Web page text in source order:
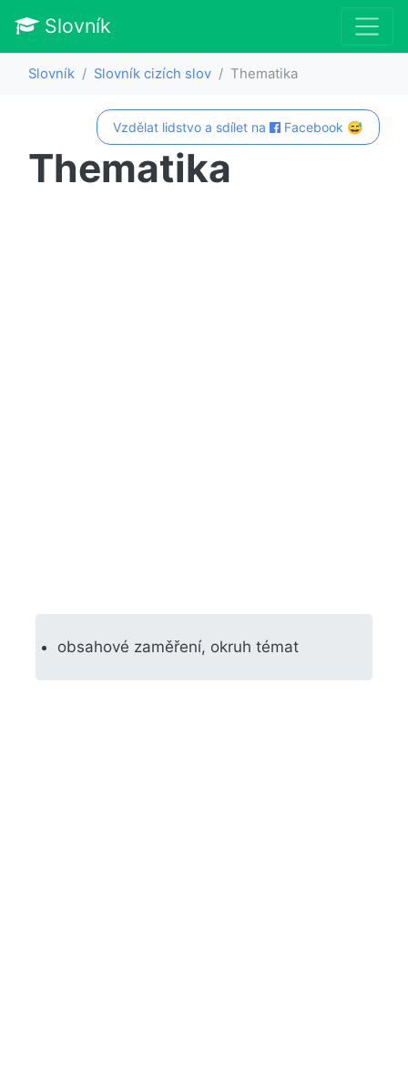
Slovník
Slovník Slovník cizích slov Thematika
Vzdělat lidstvo a sdílet na Facebook 😅
Thematika
obsahové zaměření, okruh témat